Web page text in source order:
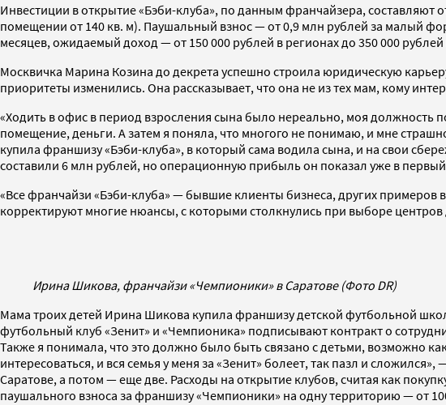
Инвестиции в открытие «Бэби-клуба», по данным франчайзера, составляют
помещении от 140 кв. м). Паушальный взнос — от 0,9 млн рублей за малый
месяцев, ожидаемый доход — от 150 000 рублей в регионах до 350 000
Москвичка Марина Козина до декрета успешно строила юридическую
приоритеты изменились. Она рассказывает, что она не из тех мам, кому
«Ходить в офис в период взросления сына было нереально, моя должность
помещение, деньги. А затем я поняла, что многого не понимаю, и мне
купила франшизу «Бэби-клуба», в который сама водила сына, и на свои
составили 6 млн рублей, но операционную прибыль он показал уже в
«Все франчайзи «Бэби-клуба» — бывшие клиенты бизнеса, других
корректируют многие нюансы, с которыми столкнулись при выборе центров
Ирина Шикова, франчайзи «Чемпионики» в Саратове (Фото DR)
Мама троих детей Ирина Шикова купила франшизу детской футбольной
футбольный клуб «Зенит» и «‎Чемпионика» подписывают контракт о
Также я понимала, что это должно было быть связано с детьми, возможно
интересоваться, и вся семья у меня за «Зенит» болеет, так пазл и
Саратове, а потом — еще две. Расходы на открытие клубов, считая как
паушального взноса за франшизу «Чемпионики» на одну территорию — от